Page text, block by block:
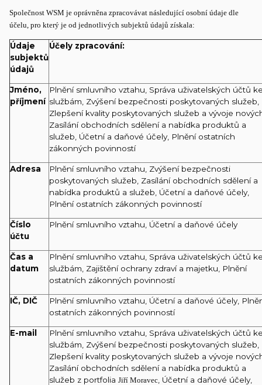
Společnost WSM je oprávněna zpracovávat následující osobní údaje dle
účelu, pro který je od jednotlivých subjektů údajů získala:
Údaje
subjektů
údajů
Účely zpracování:
Jméno,
příjmení
Plnění smluvního vztahu, Správa uživatelských účtů
službám, Zvýšení bezpečnosti poskytovaných služeb,
Zlepšení kvality poskytovaných služeb a vývoje
Zasílání obchodních sdělení a nabídka produktů a
služeb, Účetní a daňové účely, Plnění ostatních
zákonných povinností
Adresa
Plnění smluvního vztahu, Zvýšení bezpečnosti
poskytovaných služeb, Zasílání obchodních sdělení a
nabídka produktů a služeb, Účetní a daňové účely,
Plnění ostatních zákonných povinností
Číslo
účtu
Plnění smluvního vztahu, Účetní a daňové účely
Čas a
datum
Plnění smluvního vztahu, Správa uživatelských účtů
službám, Zajištění ochrany zdraví a majetku, Plnění
ostatních zákonných povinností
IČ, DIČ
Plnění smluvního vztahu, Účetní a daňové účely,
ostatních zákonných povinností
E-mail
Plnění smluvního vztahu, Správa uživatelských účtů
službám, Zvýšení bezpečnosti poskytovaných služeb,
Zlepšení kvality poskytovaných služeb a vývoje
Zasílání obchodních sdělení a nabídka produktů a
služeb z portfolia Jiří Moravec , Účetní a daňové účely,